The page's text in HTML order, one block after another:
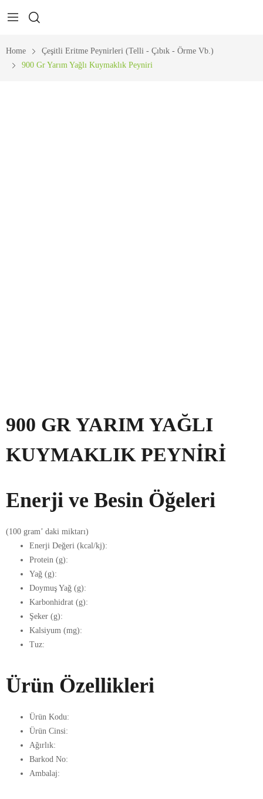
Home
Çeşitli Eritme Peynirleri (Telli - Çıbık - Örme Vb.)
900 Gr Yarım Yağlı Kuymaklık Peyniri
900 GR YARIM YAĞLI
KUYMAKLIK PEYNIRI
Enerji ve Besin Öğeleri
(100 gram’ daki miktarı)
Enerji Değeri (kcal/kj):
Protein (g):
Yağ (g):
Doymuş Yağ (g):
Karbonhidrat (g):
Şeker (g):
Kalsiyum (mg):
Tuz:
Ürün Özellikleri
Ürün Kodu:
Ürün Cinsi:
Ağırlık:
Barkod No:
Ambalaj: